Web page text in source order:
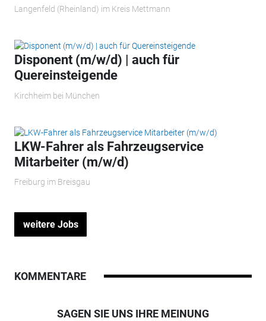
Langenfeld (Rheinland) im Kreis Mettmann
Disponent (m/w/d) | auch für
Quereinsteigende
Kirchheim bei München
LKW-Fahrer als Fahrzeugservice
Mitarbeiter (m/w/d)
Freiburg im Breisgau
weitere Jobs
KOMMENTARE
SAGEN SIE UNS IHRE MEINUNG